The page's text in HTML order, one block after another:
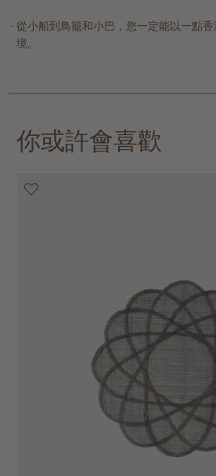
從小船到鳥籠和小巴，您一定能以一點
境。
你或許會喜歡